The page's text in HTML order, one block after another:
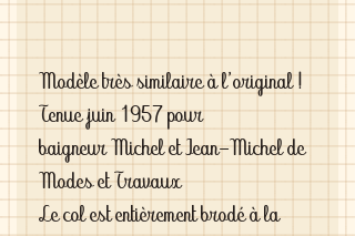
Modèle très similaire à l'original !
Tenue juin 1957 pour
baigneur Michel et Jean-Michel de
Modes et Travaux
Le col est entièrement brodé à la